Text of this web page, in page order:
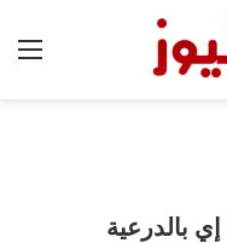
بالدرعية